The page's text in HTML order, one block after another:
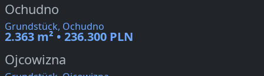
Ochudno
Grundstück, Ochudno
2.363 m² • 236.300 PLN
Ojcowizna